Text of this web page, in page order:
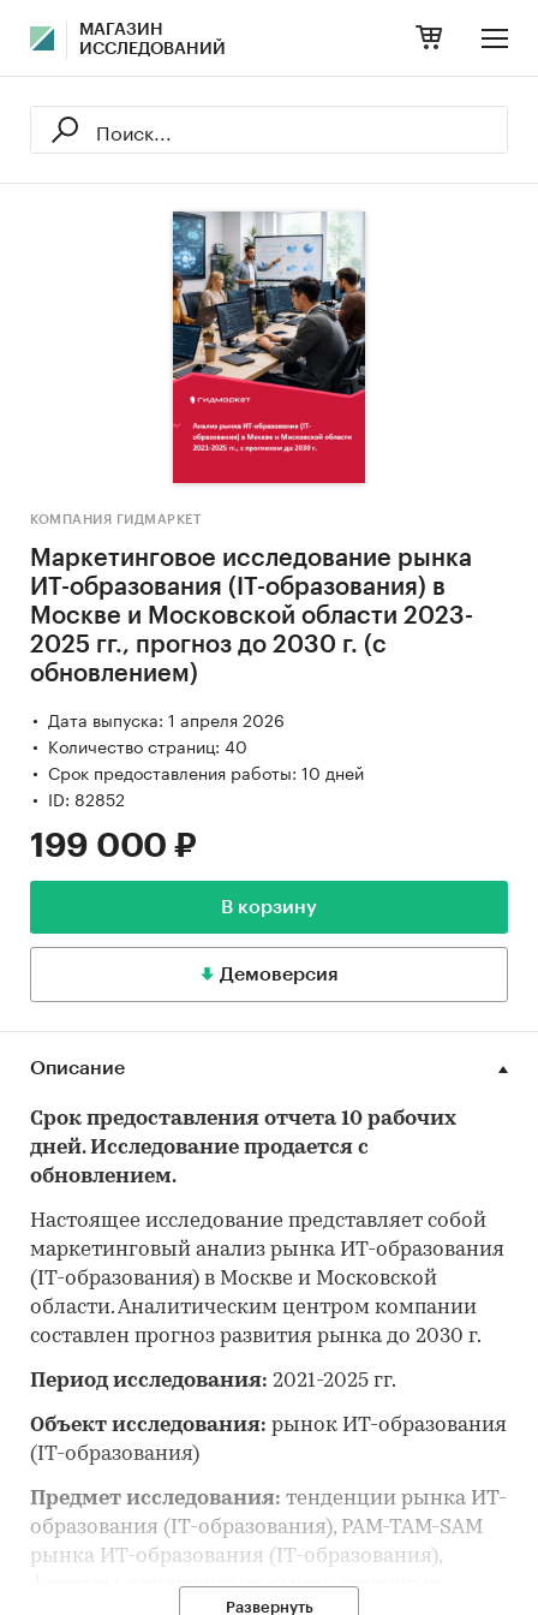
МАГАЗИН
ИССЛЕДОВАНИЙ
КОМПАНИЯ ГИДМАРКЕТ
Маркетинговое исследование рынка
ИТ-образования (IT-образования) в
Москве и Московской области 2023-
2025 гг., прогноз до 2030 г. (с
обновлением)
Дата выпуска: 1 апреля 2026
Количество страниц: 40
Срок предоставления работы: 10 дней
ID: 82852
199 000 ₽
В корзину
Демоверсия
Описание
Срок предоставления отчета 10 рабочих
дней. Исследование продается с
обновлением.
Настоящее исследование представляет собой
маркетинговый анализ рынка ИТ-образования
(IT-образования) в Москве и Московской
области. Аналитическим центром компании
составлен прогноз развития рынка до 2030 г.
Период исследования: 2021-2025 гг.
Объект исследования: рынок ИТ-образования
(IT-образования)
Предмет исследования: тенденции рынка ИТ-
образования (IT-образования), PAM-TAM-SAM
рынка ИТ-образования (IT-образования),
факторы, влияющие на рынок, основные
Развернуть